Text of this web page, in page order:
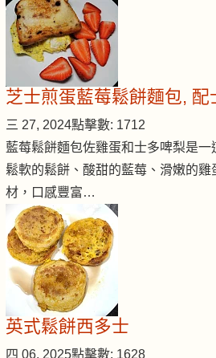
芝士煎蛋藍莓鬆餅麵包, 配
三 27, 2024點擊數: 1712
藍莓鬆餅麵包佐雞蛋和士多啤梨是
鬆軟的鬆餅、酸甜的藍莓、滑嫩的
材，口感豐富…
英式鬆餅西多士
四 06, 2025點擊數: 1628